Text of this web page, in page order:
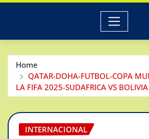
Home
QATAR-DOHA-FUTBOL-COPA
LA FIFA 2025-SUDAFRICA VS BOLIVIA
INTERNACIONAL